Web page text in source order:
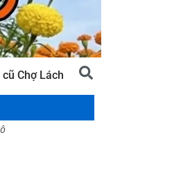
Chợ Lách